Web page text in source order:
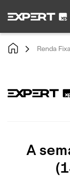
Renda Fixa
A